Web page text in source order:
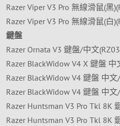
Razer Viper V3 Pro 無線滑鼠(黑
Razer Viper V3 Pro 無線滑鼠(白
鍵盤
Razer Ornata V3 鍵盤/中文
Razer BlackWidow V4 X 鍵盤
Razer BlackWidow V4 鍵盤 中
Razer BlackWidow V4 鍵盤 中
Razer Huntsman V3 Pro Tkl 8K
Razer Huntsman V3 Pro Tkl 8K